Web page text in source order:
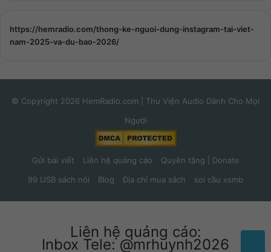
https://hemradio.com/thong-ke-nguoi-dung-instagram-tai-viet-
nam-2025-va-du-bao-2026/
© Copyright 2026 HemRadio.com | Thư Viện Audio Dành Cho Mọi
Người
Gửi bài viết Liên hệ quảng cáo
Quyên tặng | Donate
99 USB sách nói
Blog Địa chỉ mua sách soi cầu xsmb
Liên hệ quảng cáo:
Inbox Tele: @mrhuynh2026